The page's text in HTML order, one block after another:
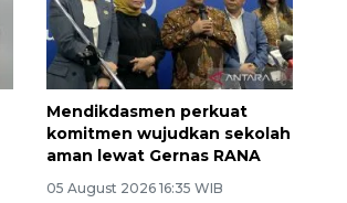
Mendikdasmen perkuat
komitmen wujudkan sekolah
aman lewat Gernas RANA
05 August 2026 16:35 WIB